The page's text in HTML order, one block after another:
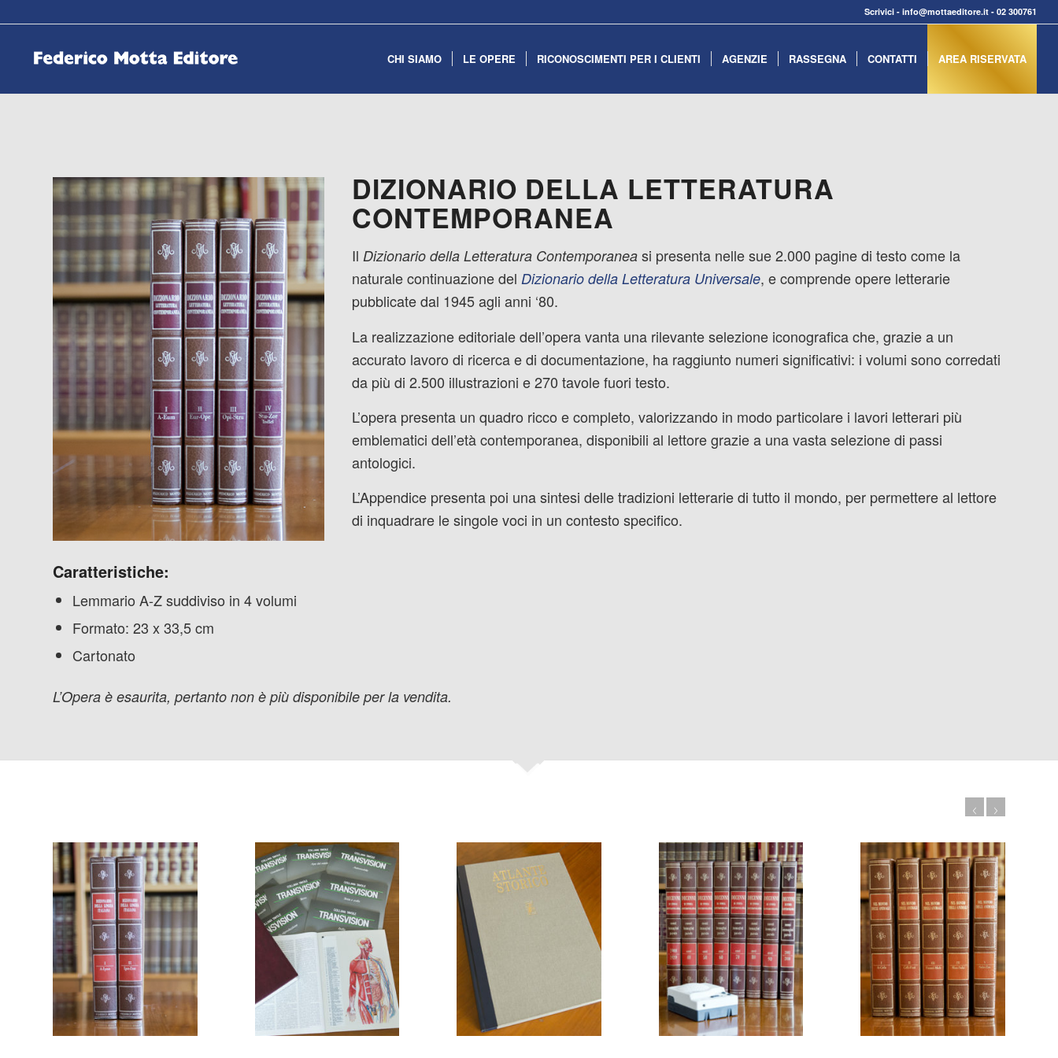
Scrivici -info@mottaeditore.it -02 300761
CHI SIAMO LE OPERE RICONOSCIMENTI PER I CLIENTI AGENZIE RASSEGNA CONTATTI AREA RISERVATA
DIZIONARIO DELLA LETTERATURA
CONTEMPORANEA
Il Dizionario della Letteratura Contemporanea si presenta nelle sue 2.000 pagine di testo come la
naturale continuazione del Dizionario della Letteratura Universale, e comprende opere letterarie
pubblicate dal 1945 agli anni ‘80.
La realizzazione editoriale dell’opera vanta una rilevante selezione iconografica che, grazie a un
accurato lavoro di ricerca e di documentazione, ha raggiunto numeri significativi: i volumi sono corredati
da più di 2.500 illustrazioni e 270 tavole fuori testo.
L’opera presenta un quadro ricco e completo, valorizzando in modo particolare i lavori letterari più
emblematici dell’età contemporanea, disponibili al lettore grazie a una vasta selezione di passi
antologici.
L’Appendice presenta poi una sintesi delle tradizioni letterarie di tutto il mondo, per permettere al lettore
di inquadrare le singole voci in un contesto specifico.
Caratteristiche:
Lemmario A-Z suddiviso in 4 volumi
Formato: 23 x 33,5 cm
Cartonato
L’Opera è esaurita, pertanto non è più disponibile per la vendita.